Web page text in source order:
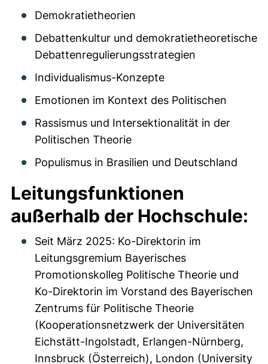
Demokratietheorien
Debattenkultur und demokratietheoretische
Debattenregulierungsstrategien
Individualismus-Konzepte
Emotionen im Kontext des Politischen
Rassismus und Intersektionalität in der
Politischen Theorie
Populismus in Brasilien und Deutschland
Leitungsfunktionen
außerhalb der Hochschule:
Seit März 2025: Ko-Direktorin im
Leitungsgremium Bayerisches
Promotionskolleg Politische Theorie und
Ko-Direktorin im Vorstand des Bayerischen
Zentrums für Politische Theorie
(Kooperationsnetzwerk der Universitäten
Eichstätt-Ingolstadt, Erlangen-Nürnberg,
Innsbruck (Österreich), London (University